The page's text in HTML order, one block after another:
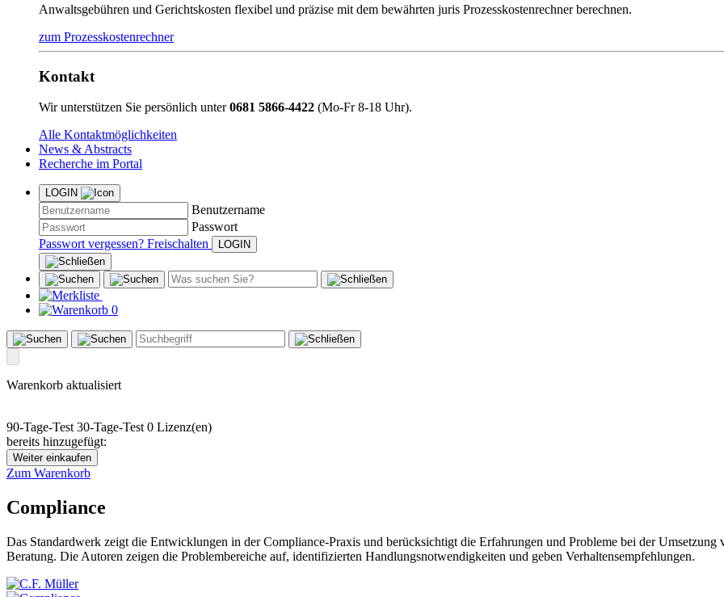
Anwaltsgebühren und Gerichtskosten flexibel und präzise mit dem bewährten juris Prozesskostenrechner berechnen.
zum Prozesskostenrechner
Kontakt
Wir unterstützen Sie persönlich unter0681 5866-4422 (Mo-Fr 8-18 Uhr).
Alle Kontaktmöglichkeiten
News & Abstracts
Recherche im Portal
LOGIN
Benutzername
Passwort
Passwort vergessen? Freischalten
0
Warenkorb aktualisiert
90-Tage-Test 30-Tage-Test 0 Lizenz(en)
bereits hinzugefügt:
Weiter einkaufen
Zum Warenkorb
Compliance
Das Standardwerk zeigt die Entwicklungen in der Compliance-Praxis und berücksichtigt die Erfahrungen und Probleme bei der
Beratung. Die Autoren zeigen die Problembereiche auf, identifizierten Handlungsnotwendigkeiten und geben Verhaltensempfehlungen.